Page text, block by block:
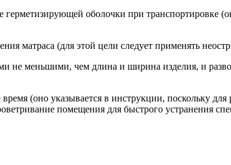
оболочки при транспортировке
матраса (для этой цели следует применять
не меньшими, чем длина и ширина изделия, и
(оно указывается в инструкции, поскольку
помещения для быстрого устранения